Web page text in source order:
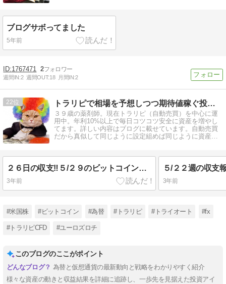
ブログサボってました
5年前
1767471 2
週間IN:2 週間OUT:18 月間IN:2
22 トラリピで相場を予想しつつ期待値稼ぐ投資ブログ
３９歳の薬剤師。現在トラリピ（自動売買）を中心に運
用中。年利10%以上で毎日コツコツ安全に資産を増やし
てます。詳しい内容はブログに載せています。自動売買
だから真似して同じように設定組めば同じように資産増
２６日の収支‼５/２９のビットコイン積立状況‼
3年前 3年前
#米国株 #ビットコイン #為替 #トラリピ #トライオート #fx
#トラリピCFD #ユーロズロチ
このブログのここがポイント
為替と仮想通貨の最新動向と戦略をわかりやすく紹介
様々な資産の動きと収益結果を詳細に追跡し、一歩先を見据えた投資アイ